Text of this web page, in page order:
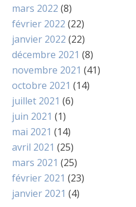
mars 2022 (8)
février 2022 (22)
janvier 2022 (22)
décembre 2021 (8)
novembre 2021 (41)
octobre 2021 (14)
juillet 2021 (6)
juin 2021 (1)
mai 2021 (14)
avril 2021 (25)
mars 2021 (25)
février 2021 (23)
janvier 2021 (4)